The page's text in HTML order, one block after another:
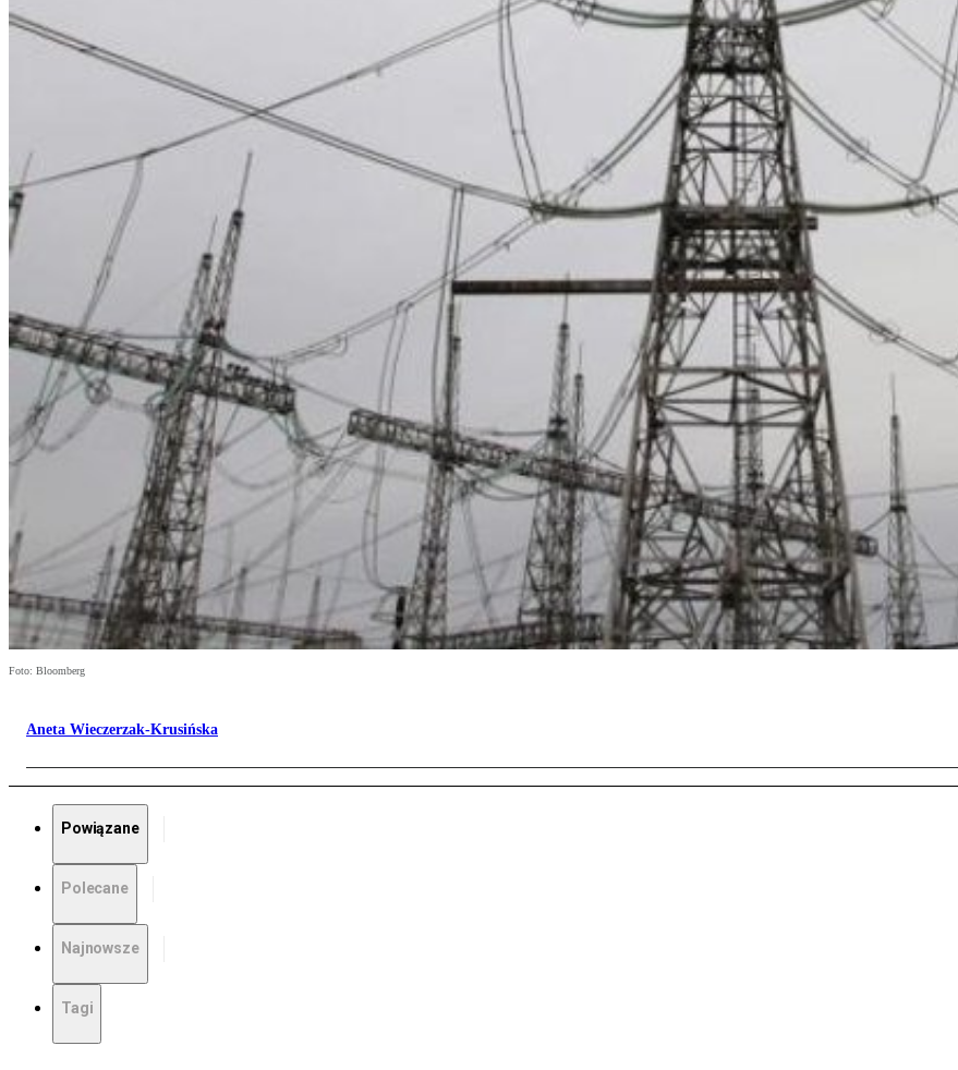
Foto: Bloomberg
Aneta Wieczerzak-Krusińska
Powiązane
Polecane
Najnowsze
Tagi